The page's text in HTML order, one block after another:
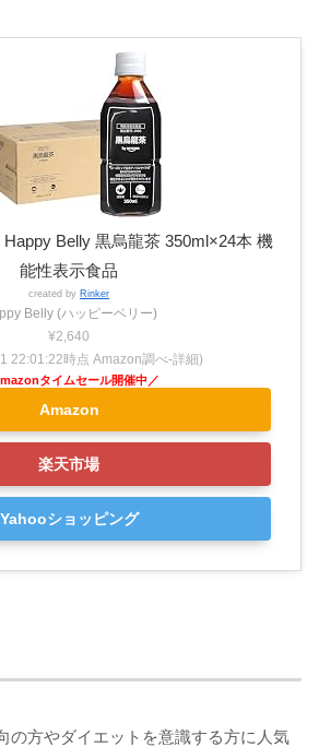
Belly 黒烏龍茶 350ml×24本 機
能性表示食品
created by Rinker
Belly (ハッピーベリー)
¥2,640
22:01:22時点 Amazon調べ-詳細)
Amazon
楽天市場
Yahooショッピング
の方やダイエットを意識する方に人気